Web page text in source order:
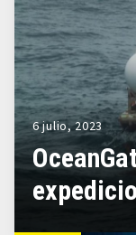
6 julio, 2023